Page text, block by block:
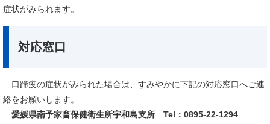
症状がみられます。
対応窓口
口蹄疫の症状がみられた場合は、すみやかに下記の対応窓口へご連
絡をお願いします。
愛媛県南予家畜保健衛生所宇和島支所 Tel：0895-22-1294